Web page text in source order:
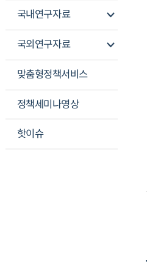
국내연구자료
국외연구자료
맞춤형정책서비스
정책세미나영상
핫이슈